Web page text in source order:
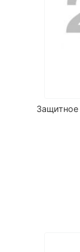
Защитное